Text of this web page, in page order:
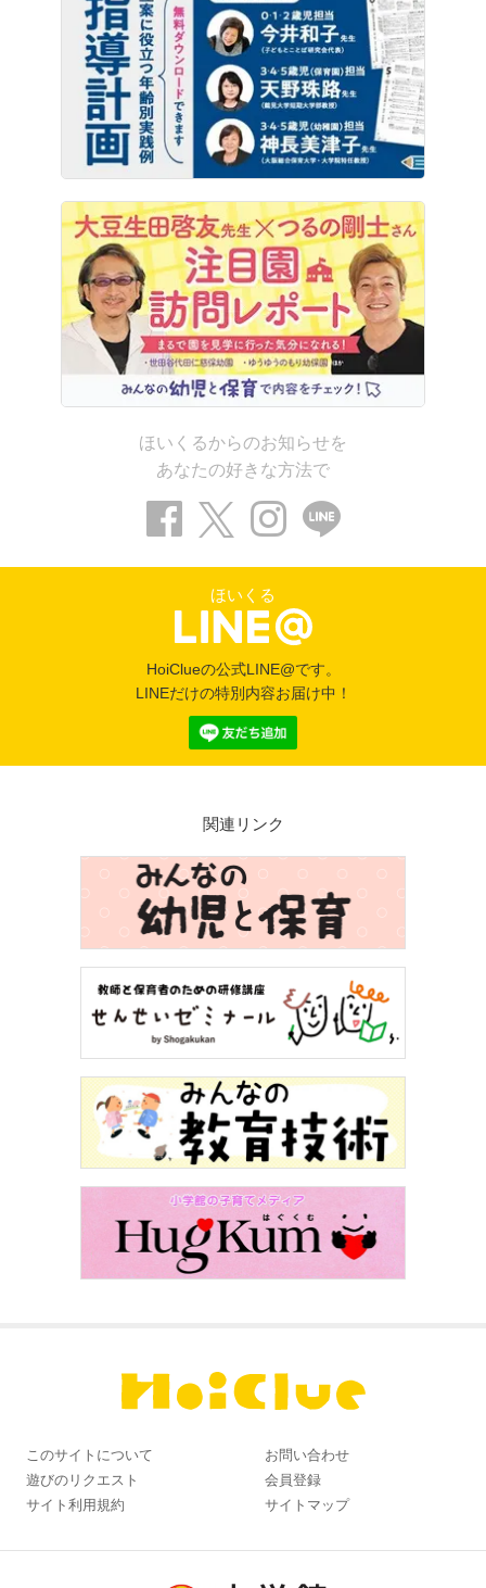
ほいくるからのお知らせを
あなたの好きな方法で
ほいくる
HoiClueの公式LINE@です。
LINEだけの特別内容お届け中！
関連リンク
このサイトについて
お問い合わせ
遊びのリクエスト
会員登録
サイト利用規約
サイトマップ